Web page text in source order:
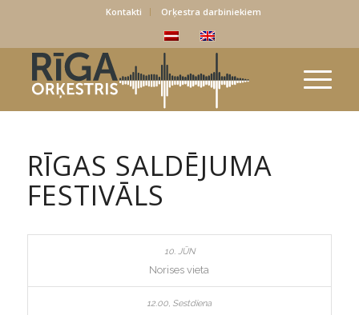
Kontakti Orķestra darbiniekiem
RĪGAS SALDĒJUMA
FESTIVĀLS
Norises vieta